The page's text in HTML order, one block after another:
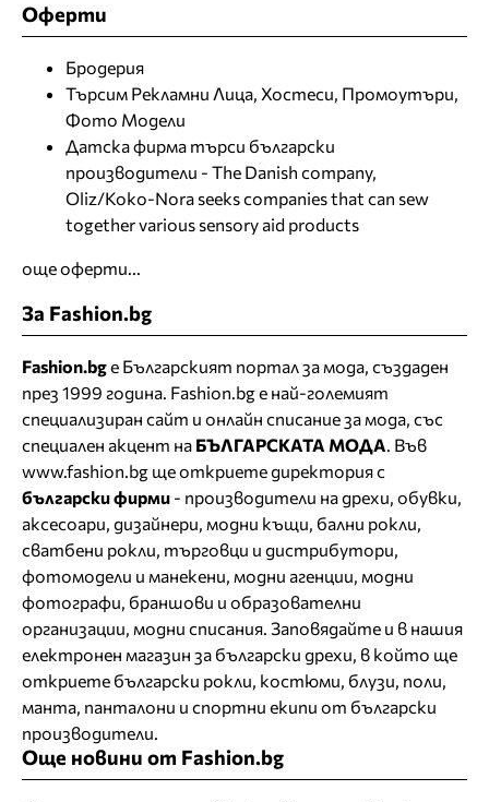
Оферти
Бродерия
Търсим Рекламни Лица, Хостеси, Промоутъри,
Фото Модели
Датска фирма търси български
производители - The Danish company,
Oliz/Koko-Nora seeks companies that can sew
together various sensory aid products
още оферти...
За Fashion.bg
Fashion.bgе Българският портал за мода, създаден
през 1999 година. Fashion.bg е най-големият
специализиран сайт и онлайн списание за мода, със
специален акцент на БЪЛГАРСКАТА МОДА . Във
www.fashion.bg ще откриетедиректорияс
български фирми - производители на дрехи, обувки,
аксесоари, дизайнери, модни къщи, бални рокли
сватбени рокли , търговци и дистрибутори,
фотомодели и манекени, модни агенции, модни
фотографи, браншови и образователни
организации, модни списания. Заповядайте и в нашия
електронен магазин за български дрехи , в който ще
откриете български рокли , костюми, блузи, поли,
манта, панталони и спортни екипи от български
производители.
Още новини от Fashion.bg